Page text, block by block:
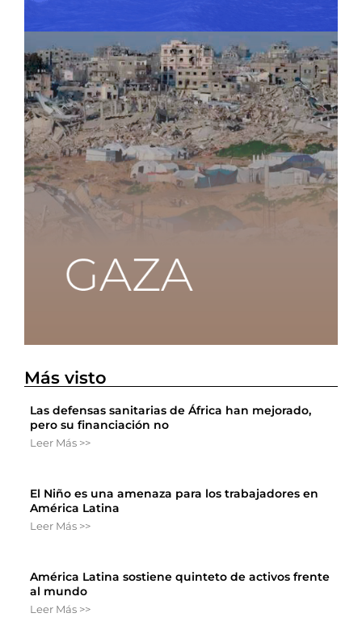
Más visto
Las defensas sanitarias de África han mejorado,
pero su financiación no
Leer Más >>
El Niño es una amenaza para los trabajadores en
América Latina
Leer Más >>
América Latina sostiene quinteto de activos frente
al mundo
Leer Más >>